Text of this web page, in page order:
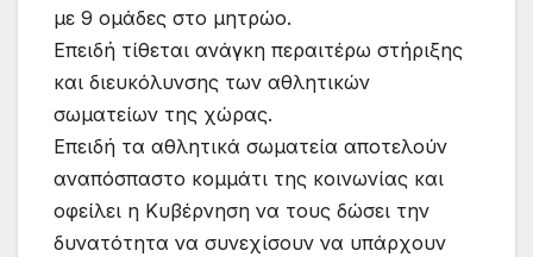
με 9 ομάδες στο μητρώο.
Επειδή τίθεται ανάγκη περαιτέρω στήριξης
και διευκόλυνσης των αθλητικών
σωματείων της χώρας.
Επειδή τα αθλητικά σωματεία αποτελούν
αναπόσπαστο κομμάτι της κοινωνίας και
οφείλει η Κυβέρνηση να τους δώσει την
δυνατότητα να συνεχίσουν να υπάρχουν